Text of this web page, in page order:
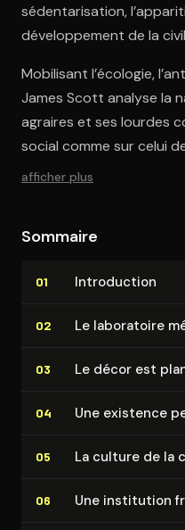
sédentarisation,
développement de la
Mobilisant l’écologie,
James Scott analyse la
agraires et ses lourdes
social comme sur celui
afficher plus
Sommaire
01 In­tro­duc­tion
02 Le laboratoire
03 Le décor est
04 Une existence
05 La culture de la
06 Une institution